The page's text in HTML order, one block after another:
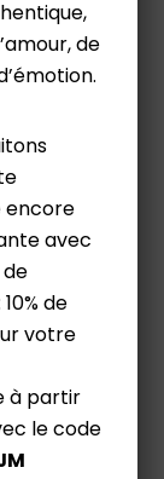
de
encore
avec
de
votre
à partir
le code